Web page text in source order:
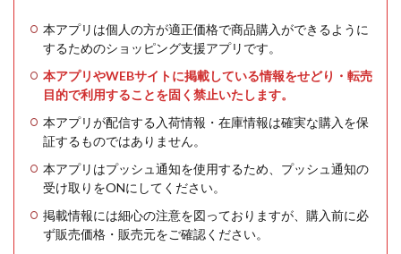
本アプリは個人の方が適正価格で商品購入ができるように
するためのショッピング支援アプリです。
本アプリやWEBサイトに掲載している情報をせどり・転売
目的で利用することを固く禁止いたします。
本アプリが配信する入荷情報・在庫情報は確実な購入を保
証するものではありません。
本アプリはプッシュ通知を使用するため、プッシュ通知の
受け取りをONにしてください。
掲載情報には細心の注意を図っておりますが、購入前に必
ず販売価格・販売元をご確認ください。